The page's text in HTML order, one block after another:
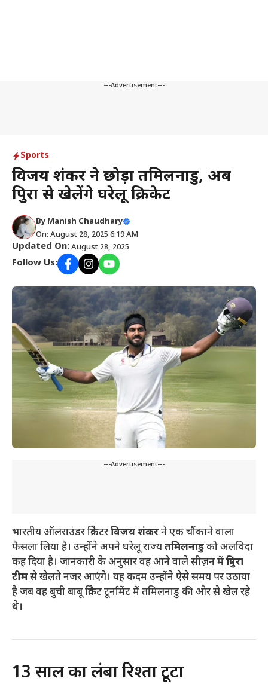
---Advertisement---
Sports
विजय शंकर ने छोड़ा तमिलनाडु, अब
त्रिपुरा से खेलेंगे घरेलू क्रिकेट
By Manish Chaudhary
On: August 28, 2025 6:19 AM
Updated On:August 28, 2025
Follow Us:
---Advertisement---
भारतीय ऑलराउंडर क्रिकेटरविजय शंकरने एक चौंकाने वाला
फैसला लिया है। उन्होंने अपने घरेलू राज्यतमिलनाडुको अलविदा
कह दिया है। जानकारी के अनुसार वह आने वाले सीज़न मेंत्रिपुरा
टीमसे खेलते नजर आएंगे। यह कदम उन्होंने ऐसे समय पर उठाया
है जब वह बुची बाबू क्रिकेट टूर्नामेंट में तमिलनाडु की ओर से खेल रहे
थे।
13 साल का लंबा रिश्ता टूटा